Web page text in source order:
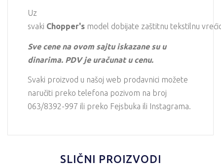
Uz
svaki Chopper's model dobijate zaštitnu tekstilnu
Sve cene na ovom sajtu iskazane su u
dinarima. PDV je uračunat u cenu.
Svaki proizvod u našoj web prodavnici možete
naručiti preko telefona pozivom na broj
063/8392-997 ili preko Fejsbuka ili Instagrama.
SLIČNI PROIZVODI